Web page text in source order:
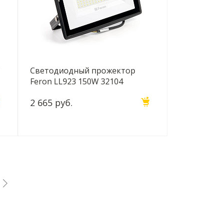
Светодиодный прожектор
Feron LL923 150W 32104
2 665 руб.